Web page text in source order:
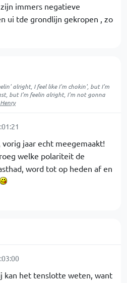
immers negatieve
ui tde grondlijn gekropen , zo
alright, I feel like I'm chokin', but I'm
but I'm feelin alright, I'm not gonna
jaar echt meegemaakt!
welke polariteit de
word tot op heden af en
kan het tenslotte weten, want